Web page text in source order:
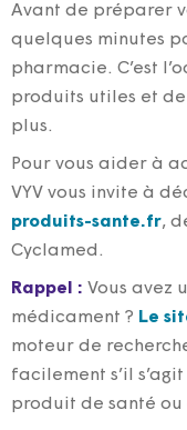
Avant de préparer
quelques minutes
pharmacie. C’est
produits utiles et
plus.
Pour vous aider à
VYV vous invite à
produits-sante.fr,
Cyclamed.
Rappel : Vous avez
médicament ? Le
moteur de
facilement s’il
produit de santé ou